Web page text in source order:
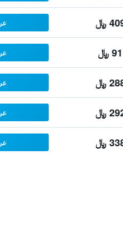
﷼
91 ﷼
﷼
﷼
﷼